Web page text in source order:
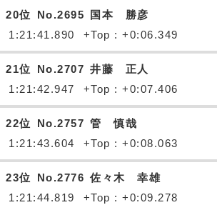
20位 No.2695
国本 勝彦
1:21:41.890
+Top : +0:06.349
21位 No.2707 井藤 正人
1:21:42.947
+Top : +0:07.406
22位 No.2757 管 慎哉
1:21:43.604
+Top : +0:08.063
23位 No.2776 佐々木 幸雄
1:21:44.819
+Top : +0:09.278